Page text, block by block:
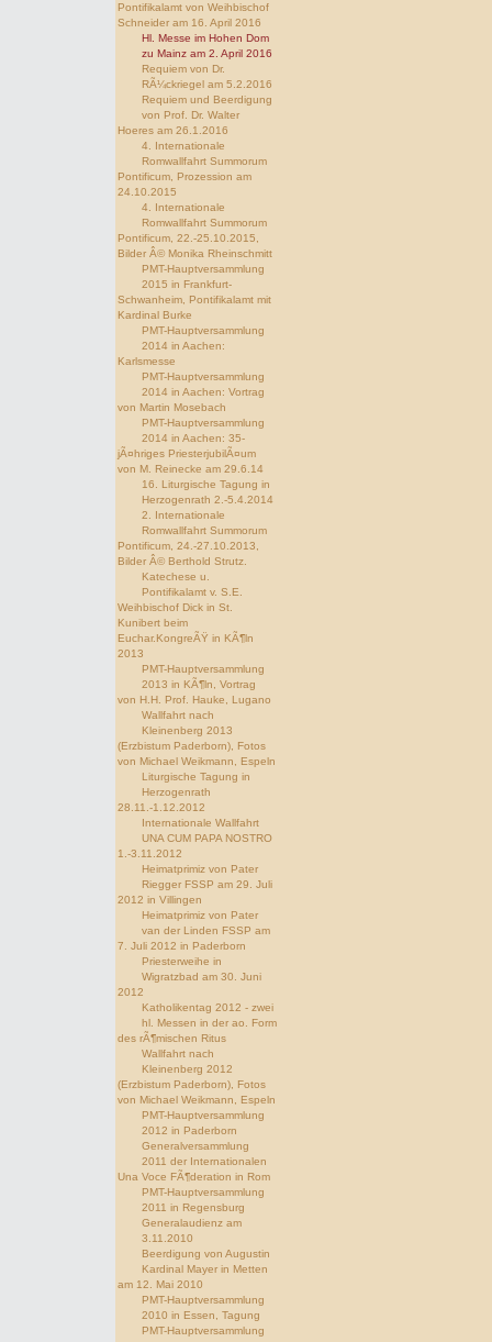
Pontifikalamt von Weihbischof
Schneider am 16. April 2016
Hl. Messe im Hohen Dom
zu Mainz am 2. April 2016
Requiem von Dr.
RÃ¼ckriegel am 5.2.2016
Requiem und Beerdigung
von Prof. Dr. Walter
Hoeres am 26.1.2016
4. Internationale
Romwallfahrt Summorum
Pontificum, Prozession am
24.10.2015
4. Internationale
Romwallfahrt Summorum
Pontificum, 22.-25.10.2015,
Bilder Â© Monika Rheinschmitt
PMT-Hauptversammlung
2015 in Frankfurt-
Schwanheim, Pontifikalamt mit
Kardinal Burke
PMT-Hauptversammlung
2014 in Aachen:
Karlsmesse
PMT-Hauptversammlung
2014 in Aachen: Vortrag
von Martin Mosebach
PMT-Hauptversammlung
2014 in Aachen: 35-
jÃ¤hriges PriesterjubilÃ¤um
von M. Reinecke am 29.6.14
16. Liturgische Tagung in
Herzogenrath 2.-5.4.2014
2. Internationale
Romwallfahrt Summorum
Pontificum, 24.-27.10.2013,
Bilder Â© Berthold Strutz.
Katechese u.
Pontifikalamt v. S.E.
Weihbischof Dick in St.
Kunibert beim
Euchar.KongreÃŸ in KÃ¶ln
2013
PMT-Hauptversammlung
2013 in KÃ¶ln, Vortrag
von H.H. Prof. Hauke, Lugano
Wallfahrt nach
Kleinenberg 2013
(Erzbistum Paderborn), Fotos
von Michael Weikmann, Espeln
Liturgische Tagung in
Herzogenrath
28.11.-1.12.2012
Internationale Wallfahrt
UNA CUM PAPA NOSTRO
1.-3.11.2012
Heimatprimiz von Pater
Riegger FSSP am 29. Juli
2012 in Villingen
Heimatprimiz von Pater
van der Linden FSSP am
7. Juli 2012 in Paderborn
Priesterweihe in
Wigratzbad am 30. Juni
2012
Katholikentag 2012 - zwei
hl. Messen in der ao. Form
des rÃ¶mischen Ritus
Wallfahrt nach
Kleinenberg 2012
(Erzbistum Paderborn), Fotos
von Michael Weikmann, Espeln
PMT-Hauptversammlung
2012 in Paderborn
Generalversammlung
2011 der Internationalen
Una Voce FÃ¶deration in Rom
PMT-Hauptversammlung
2011 in Regensburg
Generalaudienz am
3.11.2010
Beerdigung von Augustin
Kardinal Mayer in Metten
am 12. Mai 2010
PMT-Hauptversammlung
2010 in Essen, Tagung
PMT-Hauptversammlung